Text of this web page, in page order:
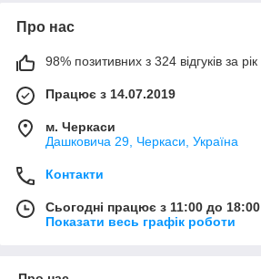
Про нас
98% позитивних з 324 відгуків за рік
Працює з 14.07.2019
м. Черкаси
Дашковича 29, Черкаси, Україна
Контакти
Сьогодні працює з 11:00 до 18:00
Показати весь графік роботи